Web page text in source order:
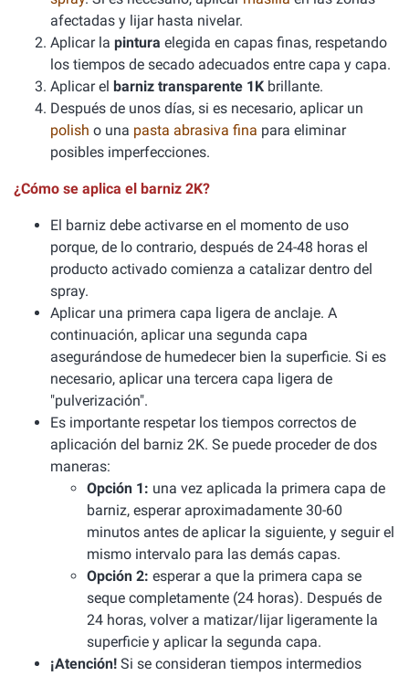
afectadas y lijar hasta nivelar.
Aplicar la pintura elegida en capas finas, respetando
los tiempos de secado adecuados entre capa y capa.
Aplicar el barniz transparente 1K brillante.
Después de unos días, si es necesario, aplicar un
polish o una pasta abrasiva fina para eliminar
posibles imperfecciones.
¿Cómo se aplica el barniz 2K?
El barniz debe activarse en el momento de uso
porque, de lo contrario, después de 24-48 horas el
producto activado comienza a catalizar dentro del
spray.
Aplicar una primera capa ligera de anclaje. A
continuación, aplicar una segunda capa
asegurándose de humedecer bien la superficie. Si es
necesario, aplicar una tercera capa ligera de
"pulverización".
Es importante respetar los tiempos correctos de
aplicación del barniz 2K. Se puede proceder de dos
maneras:
Opción 1: una vez aplicada la primera capa de
barniz, esperar aproximadamente 30-60
minutos antes de aplicar la siguiente, y seguir el
mismo intervalo para las demás capas.
Opción 2: esperar a que la primera capa se
seque completamente (24 horas). Después de
24 horas, volver a matizar/lijar ligeramente la
superficie y aplicar la segunda capa.
¡Atención! Si se consideran tiempos intermedios